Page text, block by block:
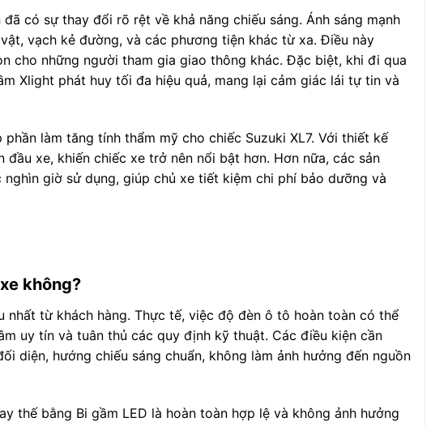
có sự thay đổi rõ rệt về khả năng chiếu sáng. Ánh sáng mạnh
vạch kẻ đường, và các phương tiện khác từ xa. Điều này
cho những người tham gia giao thông khác. Đặc biệt, khi đi qua
Xlight phát huy tối đa hiệu quả, mang lại cảm giác lái tự tin và
làm tăng tính thẩm mỹ cho chiếc Suzuki XL7. Với thiết kế
xe, khiến chiếc xe trở nên nổi bật hơn. Hơn nữa, các sản
giờ sử dụng, giúp chủ xe tiết kiệm chi phí bảo dưỡng và
không?
từ khách hàng. Thực tế, việc độ đèn ô tô hoàn toàn có thể
uy tín và tuân thủ các quy định kỹ thuật. Các điều kiện cần
diện, hướng chiếu sáng chuẩn, không làm ảnh hưởng đến nguồn
thế bằng Bi gầm LED là hoàn toàn hợp lệ và không ảnh hưởng